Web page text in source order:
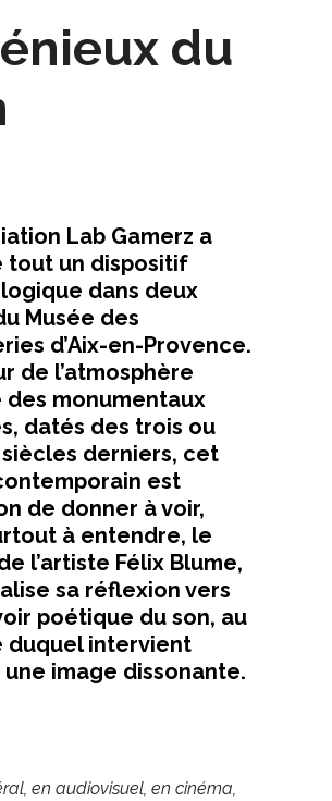
du
Lab Gamerz a
tout un dispositif
dans deux
Musée des
d’Aix-en-Provence.
de l’atmosphère
des monumentaux
datés des trois ou
derniers, cet
est
de donner à voir,
à entendre, le
l’artiste Félix Blume,
sa réflexion vers
poétique du son, au
duquel intervient
image dissonante.
en audiovisuel, en cinéma,